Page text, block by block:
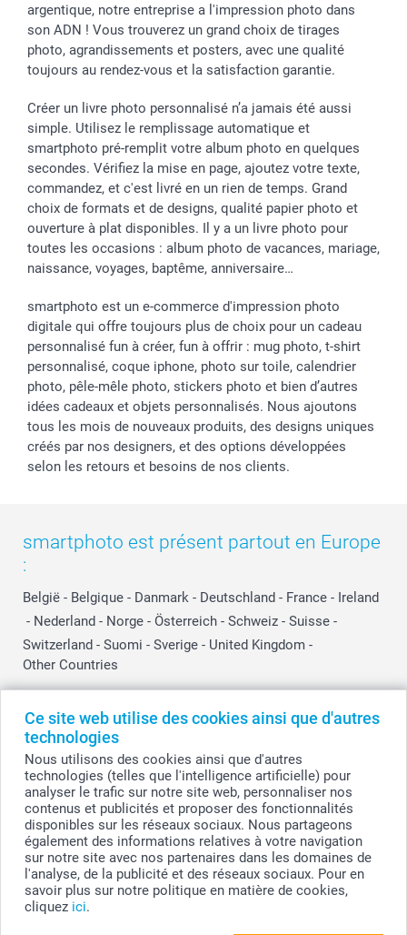
Ce site web utilise des cookies ainsi que d'autres
technologies
Nous utilisons des cookies ainsi que d'autres
technologies (telles que l'intelligence artificielle) pour
analyser le trafic sur notre site web, personnaliser nos
contenus et publicités et proposer des fonctionnalités
disponibles sur les réseaux sociaux. Nous partageons
également des informations relatives à votre navigation
sur notre site avec nos partenaires dans les domaines de
l'analyse, de la publicité et des réseaux sociaux. Pour en
savoir plus sur notre politique en matière de cookies,
cliquez ici.
argentique, notre entreprise a l'impression photo dans
son ADN ! Vous trouverez un grand choix de tirages
photo, agrandissements et posters, avec une qualité
toujours au rendez-vous et la satisfaction garantie.
Créer un livre photo personnalisé n’a jamais été aussi
simple. Utilisez le remplissage automatique et
smartphoto pré-remplit votre album photo en quelques
secondes. Vérifiez la mise en page, ajoutez votre texte,
commandez, et c'est livré en un rien de temps. Grand
choix de formats et de designs, qualité papier photo et
ouverture à plat disponibles. Il y a un livre photo pour
toutes les occasions : album photo de vacances, mariage,
naissance, voyages, baptême, anniversaire…
smartphoto est un e-commerce d'impression photo
digitale qui offre toujours plus de choix pour un cadeau
personnalisé fun à créer, fun à offrir : mug photo, t-shirt
personnalisé, coque iphone, photo sur toile, calendrier
photo, pêle-mêle photo, stickers photo et bien d’autres
idées cadeaux et objets personnalisés. Nous ajoutons
tous les mois de nouveaux produits, des designs uniques
créés par nos designers, et des options développées
selon les retours et besoins de nos clients.
smartphoto est présent partout en Europe
:
België - Belgique - Danmark - Deutschland - France - Ireland
- Nederland - Norge - Österreich - Schweiz - Suisse -
Switzerland - Suomi - Sverige - United Kingdom -
Other Countries
© smartphoto group. Tous droits réservés
smartphoto group SA.
Siège social : Kwatrechtsteenweg 160, 9230 Wetteren, Belgique
Numéro de TVA BE 0405.706.755
Numéro d'entreprise 0405.706.755.
Coordonnées bancaires: IBAN BE71 2850 2711 5569 - BIC: GEBABEBB
Tous les prix sont en EURO (€), TVA incluse et hors frais de port.